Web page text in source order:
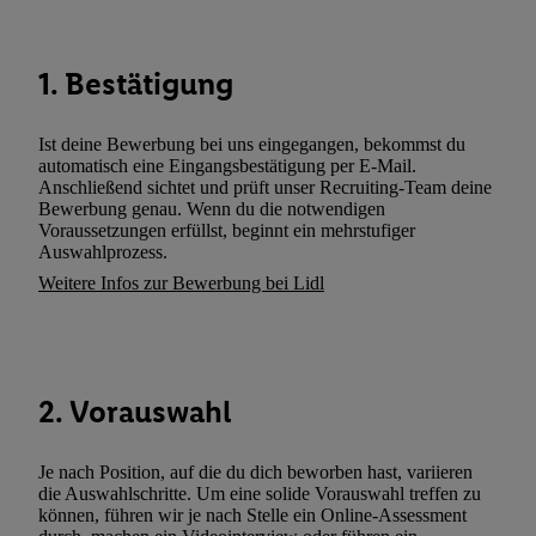
1. Bestätigung
Ist deine Bewerbung bei uns eingegangen, bekommst du
automatisch eine Eingangsbestätigung per E-Mail.
Anschließend sichtet und prüft unser Recruiting-Team deine
Bewerbung genau. Wenn du die notwendigen
Voraussetzungen erfüllst, beginnt ein mehrstufiger
Auswahlprozess.
Weitere Infos zur Bewerbung bei Lidl
2. Vorauswahl
Je nach Position, auf die du dich beworben hast, variieren
die Auswahlschritte. Um eine solide Vorauswahl treffen zu
können, führen wir je nach Stelle ein Online-Assessment
IhremTelekommunikationsnetzbetreiber
Sie verfügbar ist. Wenn das der Fall ist, gibt Utiq Ihre IP-Adresse
Netzbetreiber weiter, der anhand der IP-Adresse und einer
wie z.B. Ihrer Mobilfunknummer, eine Kennung für Utiq erstellt.
Kennung verwenden, um Sie wiederzuerkennen und
Nutzungsverhalten in den Lidl-Diensten zu erfassen.
mittels dieser Technologie auch auf Diensten wiedererkannt
widerrufen - jederzeit auch über
(„consenthub“)oder über „Anpassen“/„Nutzung der
(nur für die Lidl-Dienste) widerrufen. Weitere Informationen
denDatenschutzbestimmungen von Utiq.